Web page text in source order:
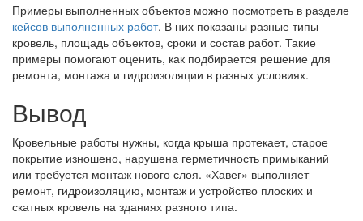
Примеры выполненных объектов можно посмотреть в разделе
кейсов выполненных работ. В них показаны разные типы
кровель, площадь объектов, сроки и состав работ. Такие
примеры помогают оценить, как подбирается решение для
ремонта, монтажа и гидроизоляции в разных условиях.
Вывод
Кровельные работы нужны, когда крыша протекает, старое
покрытие изношено, нарушена герметичность примыканий
или требуется монтаж нового слоя. «Хавег» выполняет
ремонт, гидроизоляцию, монтаж и устройство плоских и
скатных кровель на зданиях разного типа.